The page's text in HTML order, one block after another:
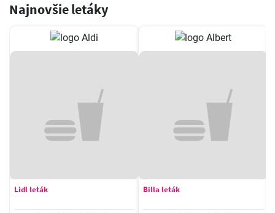
Najnovšie letáky
Lidl leták Billa leták